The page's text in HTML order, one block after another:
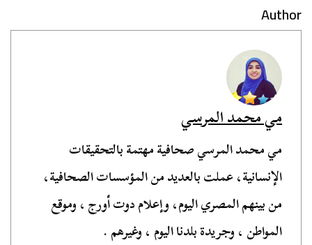
Author
مي محمد المرسي
مي محمد المرسي صحافية مهتمة بالتحقيقات
الإنسانية، عملت بالعديد من المؤسسات الصحافية،
من بينهم المصري اليوم، وإعلام دوت أورج ، وموقع
المواطن ، وجريدة بلدنا اليوم ، وغيرهم .